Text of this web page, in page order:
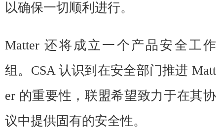
以确保一切顺利进行。
Matter 还将成立一个产品安全工作
组。CSA 认识到在安全部门推进 Matt
er 的重要性，联盟希望致力于在其协
议中提供固有的安全性。